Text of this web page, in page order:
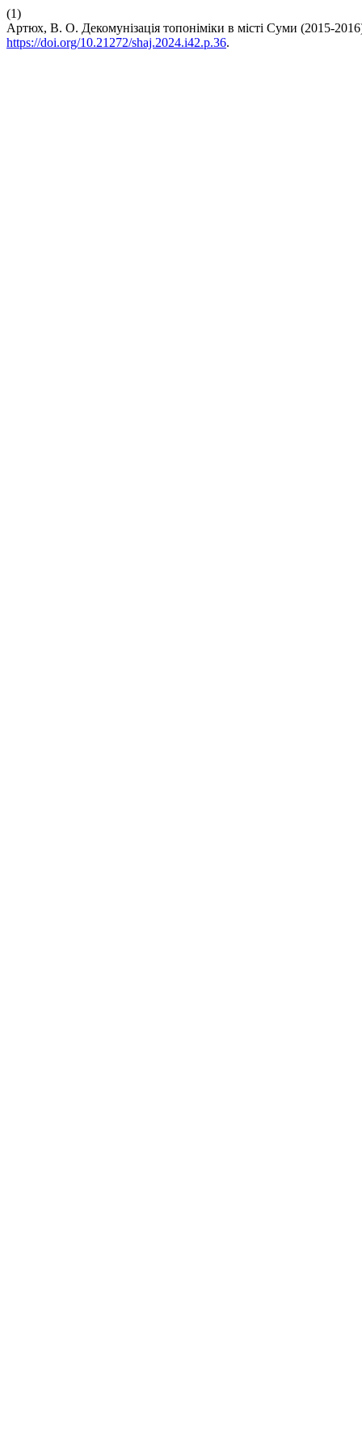
(1)
Артюх, В. О. Декомунізація топоніміки в місті Суми (2015-
https://doi.org/10.21272/shaj.2024.i42.p.36.